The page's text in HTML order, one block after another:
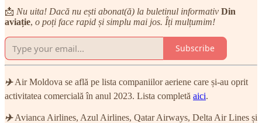
📩 Nu uita! Dacă nu ești abonat(ă) la buletinul informativ Din
aviație, o poți face rapid și simplu mai jos. Îți mulțumim!
Subscribe
✈️Air Moldova se află pe lista companiilor aeriene care și-au oprit
activitatea comercială în anul 2023. Lista completă aici.
✈️Avianca Airlines, Azul Airlines, Qatar Airways, Delta Air Lines și